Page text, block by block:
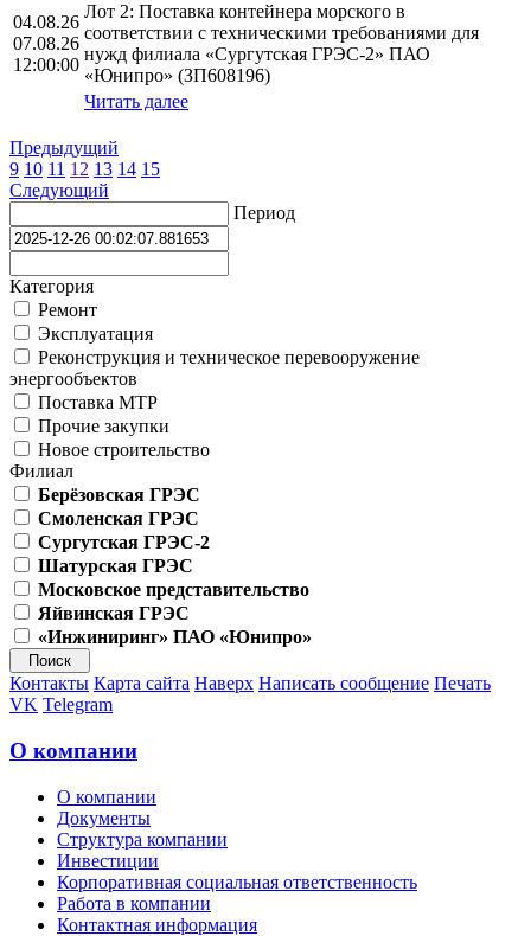
04.08.26
07.08.26
12:00:00
Лот 2: Поставка контейнера морского в
соответствии с техническими требованиями для
нужд филиала «Сургутская ГРЭС-2» ПАО
«Юнипро» (ЗП608196)
Читать далее
Предыдущий
9 10 11 12 13 14 15
Следующий
Период
Категория
Ремонт
Эксплуатация
Реконструкция и техническое перевооружение
энергообъектов
Поставка МТР
Прочие закупки
Новое строительство
Филиал
Берёзовская ГРЭС
Смоленская ГРЭС
Сургутская ГРЭС-2
Шатурская ГРЭС
Московское представительство
Яйвинская ГРЭС
«Инжиниринг» ПАО «Юнипро»
Контакты Карта сайта Наверх Написать сообщение Печать
VK Telegram
О компании
О компании
Документы
Структура компании
Инвестиции
Корпоративная социальная ответственность
Работа в компании
Контактная информация